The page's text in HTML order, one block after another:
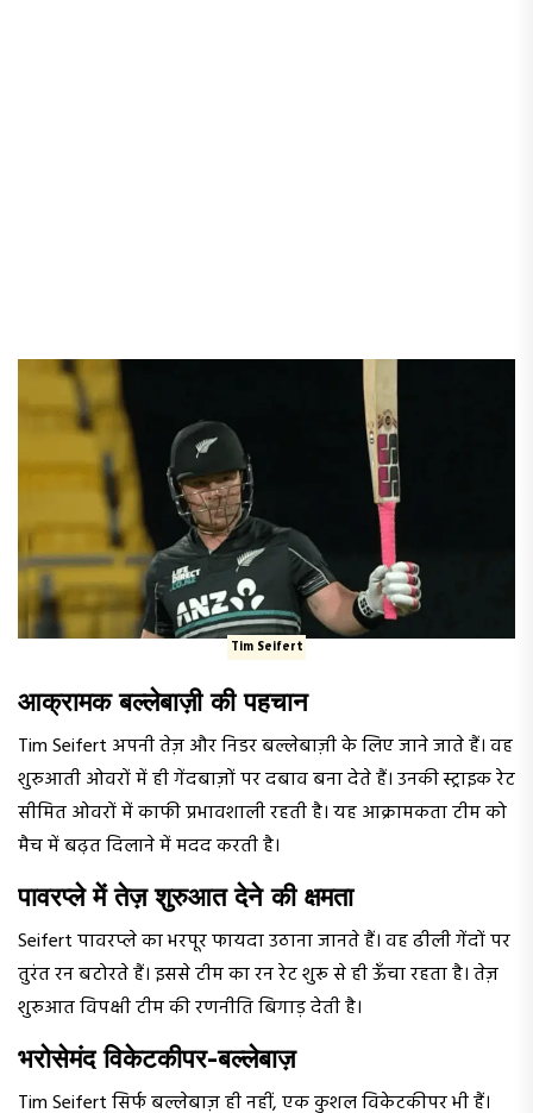
Tim Seifert
आक्रामक बल्लेबाज़ी की पहचान
Tim Seifert अपनी तेज़ और निडर बल्लेबाज़ी के लिए जाने जाते हैं। वह
शुरुआती ओवरों में ही गेंदबाज़ों पर दबाव बना देते हैं। उनकी स्ट्राइक रेट
सीमित ओवरों में काफी प्रभावशाली रहती है। यह आक्रामकता टीम को
मैच में बढ़त दिलाने में मदद करती है।
पावरप्ले में तेज़ शुरुआत देने की क्षमता
Seifert पावरप्ले का भरपूर फायदा उठाना जानते हैं। वह ढीली गेंदों पर
तुरंत रन बटोरते हैं। इससे टीम का रन रेट शुरू से ही ऊँचा रहता है। तेज़
शुरुआत विपक्षी टीम की रणनीति बिगाड़ देती है।
भरोसेमंद विकेटकीपर-बल्लेबाज़
Tim Seifert सिर्फ बल्लेबाज़ ही नहीं, एक कुशल विकेटकीपर भी हैं।